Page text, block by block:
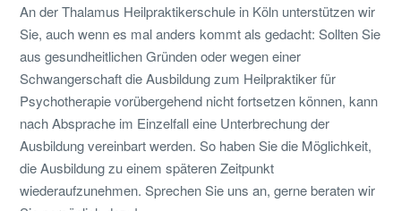
An der Thalamus Heilpraktikerschule in Köln unterstützen wir
Sie, auch wenn es mal anders kommt als gedacht: Sollten Sie
aus gesundheitlichen Gründen oder wegen einer
Schwangerschaft die Ausbildung zum Heilpraktiker für
Psychotherapie vorübergehend nicht fortsetzen können, kann
nach Absprache im Einzelfall eine Unterbrechung der
Ausbildung vereinbart werden. So haben Sie die Möglichkeit,
die Ausbildung zu einem späteren Zeitpunkt
wiederaufzunehmen. Sprechen Sie uns an, gerne beraten wir